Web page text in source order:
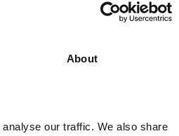
About
our traffic. We also share
GUL PVC